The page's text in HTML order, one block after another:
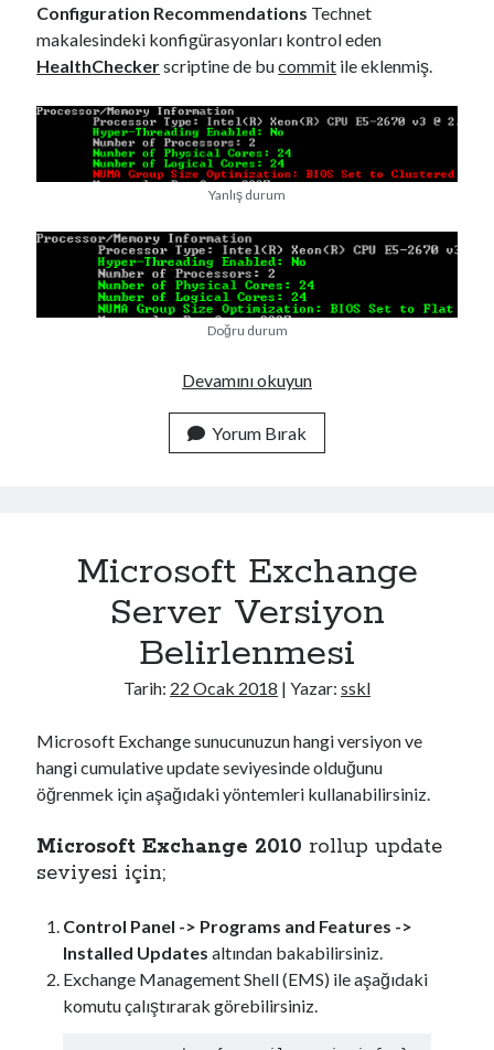
Configuration Recommendations Technet
makalesindeki konfigürasyonları kontrol eden
HealthCheckerscriptine de bucommit ile eklenmiş.
Yanlış durum
Doğru durum
Devamını okuyunH
r
a
t
G
e
n
N
u
m
B
S
A
y
a
Yorum Bırak
Microsoft Exchange
Server Versiyon
Belirlenmesi
Tarih: 22 Ocak 2018 | Yazar: sskl
Microsoft Exchange sunucunuzun hangi versiyon ve
hangi cumulative update seviyesinde olduğunu
öğrenmek için aşağıdaki yöntemleri kullanabilirsiniz.
Microsoft Exchange 2010 rollup update
seviyesi için;
Control Panel -> Programs and Features ->
Installed Updates altından bakabilirsiniz.
Exchange Management Shell (EMS) ile aşağıdaki
komutu çalıştırarak görebilirsiniz.